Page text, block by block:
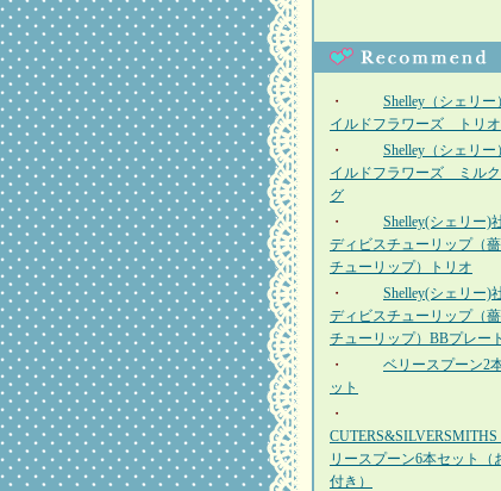
・
Shelley（シェリー
イルドフラワーズ トリオ
・
Shelley（シェリー
イルドフラワーズ ミルク
グ
・
Shelley(シェリー)
ディビスチューリップ（薔
チューリップ）トリオ
・
Shelley(シェリー)
ディビスチューリップ（薔
チューリップ）BBプレート
・
ベリースプーン2
ット
・
リースプーン6本セット（
付き）